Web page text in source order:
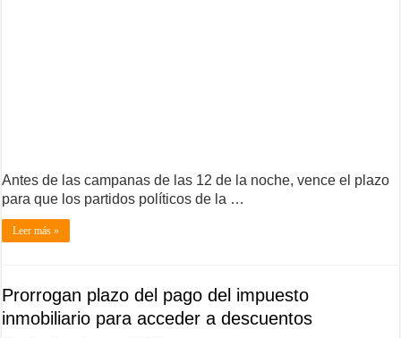
Antes de las campanas de las 12 de la noche, vence el plazo
para que los partidos políticos de la …
Leer más »
Prorrogan plazo del pago del impuesto
inmobiliario para acceder a descuentos